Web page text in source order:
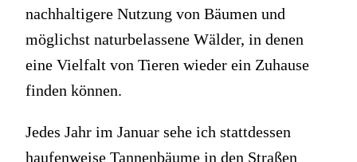
nachhaltigere Nutzung von Bäumen und
möglichst naturbelassene Wälder, in denen
eine Vielfalt von Tieren wieder ein Zuhause
finden können.
Jedes Jahr im Januar sehe ich stattdessen
haufenweise Tannenbäume in den Straßen